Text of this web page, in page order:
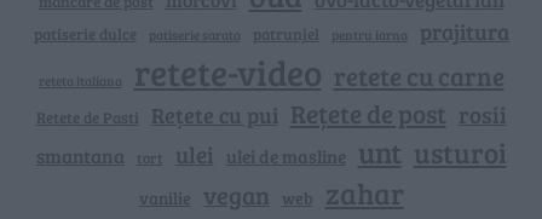
patiserie dulce patiserie sarata patrunjel pentru iarna prajitura
reteta italiana retete-video retete cu carne
Retete de Pasti Rețete cu pui Rețete de post rosii
smantana tort ulei ulei de masline unt usturoi
vanilie vegan web zahar